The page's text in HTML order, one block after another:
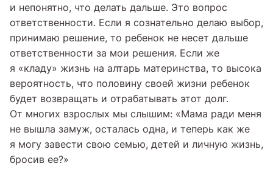
и непонятно, что делать дальше. Это вопрос
ответственности. Если я сознательно делаю выбор,
принимаю решение, то ребенок не несет дальше
ответственности за мои решения. Если же
я «кладу» жизнь на алтарь материнства, то высока
вероятность, что половину своей жизни ребенок
будет возвращать и отрабатывать этот долг.
От многих взрослых мы слышим: «Мама ради меня
не вышла замуж, осталась одна, и теперь как же
я могу завести свою семью, детей и личную жизнь,
бросив ее?»